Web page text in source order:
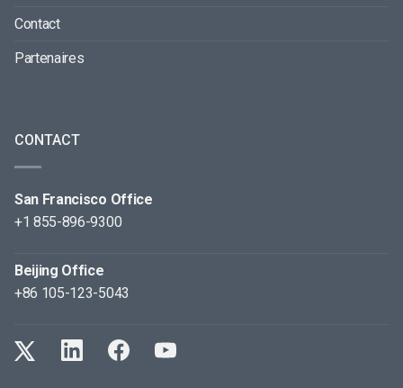
Contact
Partenaires
CONTACT
San Francisco Office
+1 855-896-9300
Beijing Office
+86 105-123-5043